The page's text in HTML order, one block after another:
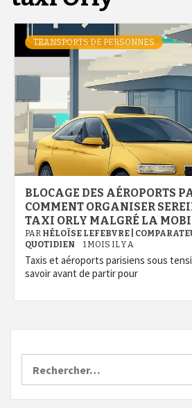
TRANSPORTS DE PERSONNES
BLOCAGE DES AÉROPORTS
COMMENT ORGANISER
TAXI ORLY MALGRÉ LA
PAR HÉLOÏSE LEFEBVRE |
QUOTIDIEN
1 MOIS IL Y A
Taxis et aéroports parisiens sous
savoir avant de partir pour